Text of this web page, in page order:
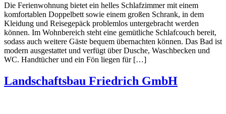
Die Ferienwohnung bietet ein helles Schlafzimmer mit einem
komfortablen Doppelbett sowie einem großen Schrank, in dem
Kleidung und Reisegepäck problemlos untergebracht werden
können. Im Wohnbereich steht eine gemütliche Schlafcouch bereit,
sodass auch weitere Gäste bequem übernachten können. Das Bad ist
modern ausgestattet und verfügt über Dusche, Waschbecken und
WC. Handtücher und ein Fön liegen für […]
Landschaftsbau Friedrich GmbH